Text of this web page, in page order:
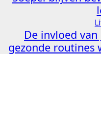
De invloed
gezonde routines